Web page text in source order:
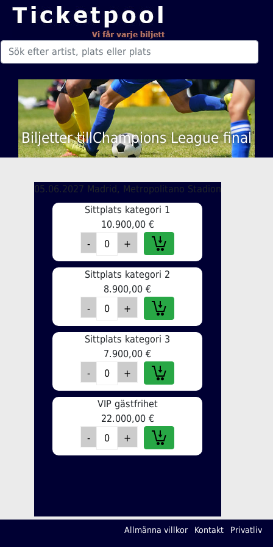
Biljetter tillChampions League final
05.06.2027 Madrid, Metropolitano Stadion
Sittplats kategori 1
10.900,00 €
Sittplats kategori 2
8.900,00 €
Sittplats kategori 3
7.900,00 €
VIP gästfrihet
22.000,00 €
Allmänna villkor Kontakt Privatliv